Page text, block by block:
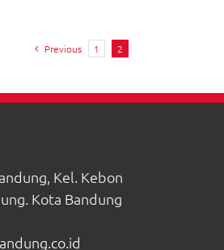
Previous 1 2
Kel. Kebon
Kota Bandung